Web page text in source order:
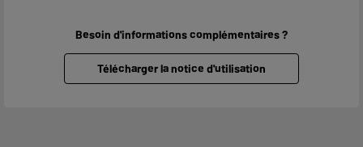
Besoin d'informations complémentaires ?
Télécharger la notice d'utilisation